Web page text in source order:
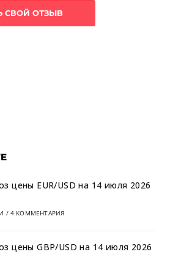
цены EUR/USD на 14 июля 2026
/ 4 КОММЕНТАРИЯ
цены GBP/USD на 14 июля 2026